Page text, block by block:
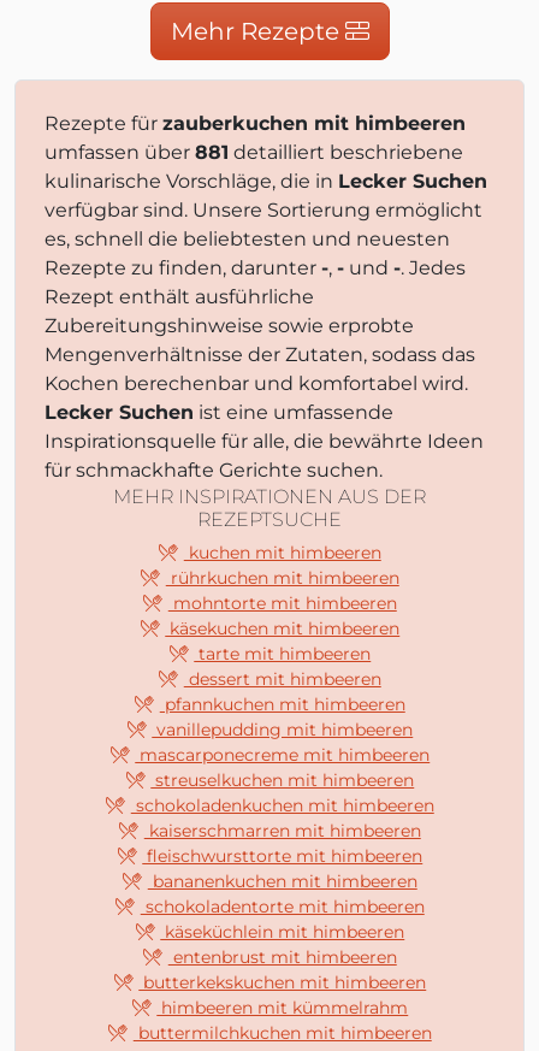
Mehr Rezepte
Rezepte für zauberkuchen mit himbeeren
umfassen über 881 detailliert beschriebene
kulinarische Vorschläge, die in Lecker Suchen
verfügbar sind. Unsere Sortierung ermöglicht
es, schnell die beliebtesten und neuesten
Rezepte zu finden, darunter -, - und -. Jedes
Rezept enthält ausführliche
Zubereitungshinweise sowie erprobte
Mengenverhältnisse der Zutaten, sodass das
Kochen berechenbar und komfortabel wird.
Lecker Suchen ist eine umfassende
Inspirationsquelle für alle, die bewährte Ideen
für schmackhafte Gerichte suchen.
MEHR INSPIRATIONEN AUS DER
REZEPTSUCHE
kuchen mit himbeeren
rührkuchen mit himbeeren
mohntorte mit himbeeren
käsekuchen mit himbeeren
tarte mit himbeeren
dessert mit himbeeren
pfannkuchen mit himbeeren
vanillepudding mit himbeeren
mascarponecreme mit himbeeren
streuselkuchen mit himbeeren
schokoladenkuchen mit himbeeren
kaiserschmarren mit himbeeren
fleischwursttorte mit himbeeren
bananenkuchen mit himbeeren
schokoladentorte mit himbeeren
käseküchlein mit himbeeren
entenbrust mit himbeeren
butterkekskuchen mit himbeeren
himbeeren mit kümmelrahm
buttermilchkuchen mit himbeeren